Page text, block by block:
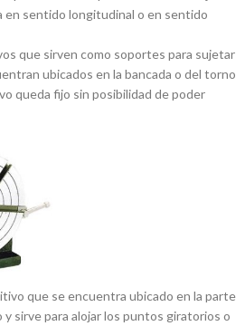
en sentido longitudinal o en sentido
que sirven como soportes para sujetar
ubicados en la bancada o del torno
queda fijo sin posibilidad de poder
que se encuentra ubicado en la parte
sirve para alojar los puntos giratorios o